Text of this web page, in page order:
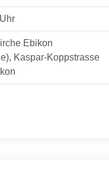
Ebikon
Kaspar-Koppstrasse